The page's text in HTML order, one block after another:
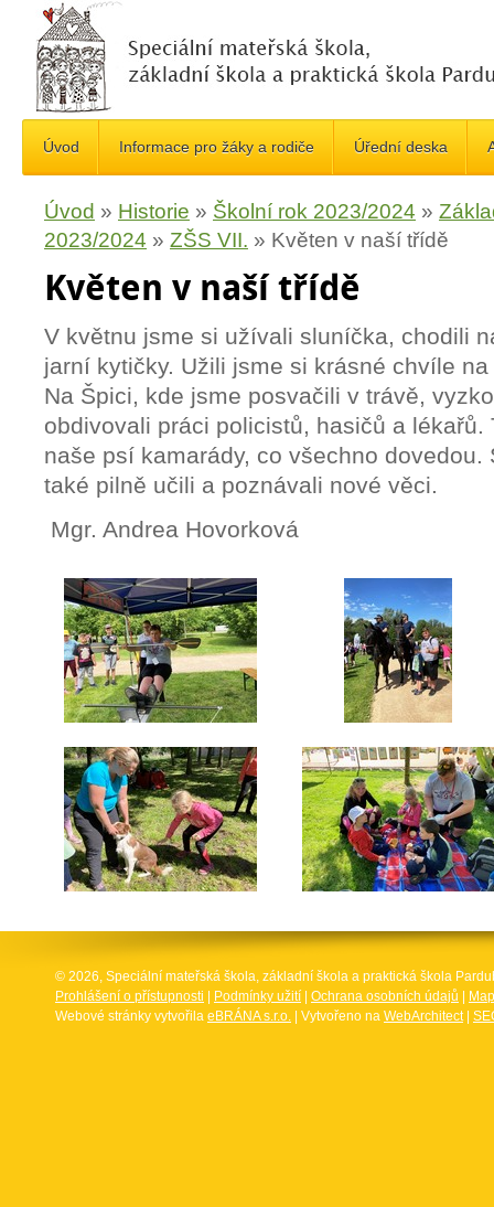
Úvod Informace pro žáky a rodiče Úřední deska
Úvod » Historie » Školní rok 2023/2024 »
2023/2024 » ZŠS VII. » Květen v naší třídě
Květen v naší třídě
V květnu jsme si užívali sluníčka, chodili
jarní kytičky. Užili jsme si krásné chvíle
Na Špici, kde jsme posvačili v trávě,
obdivovali práci policistů, hasičů a lékařů.
naše psí kamarády, co všechno dovedou.
také pilně učili a poznávali nové věci.
Mgr. Andrea Hovorková
© 2026, Speciální mateřská škola, základní škola a praktická škola
Prohlášení o přístupnosti
Podmínky užití Ochrana osobních údajů
Webové stránky vytvořila eBRÁNA s.r.o. | Vytvořeno na WebArchitect|